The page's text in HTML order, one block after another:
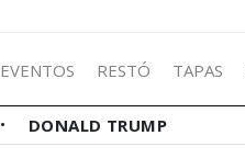
EVENTOS RESTÓ TAPAS
DONALD TRUMP